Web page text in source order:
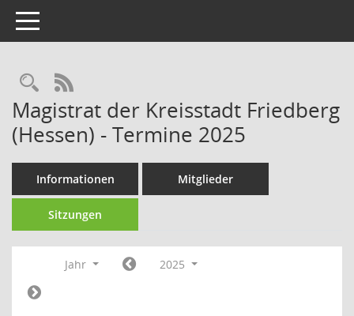
Toggle navigation
Rechercheauswahl
RSS-Feed
Magistrat der Kreisstadt Friedberg
(Hessen) - Termine 2025
Informationen Mitglieder
Sitzungen
Jahr 2025